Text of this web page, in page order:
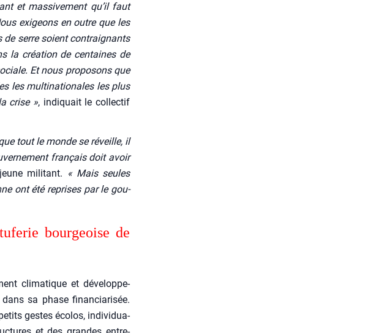
et mas­si­ve­ment qu’il faut
exi­geons en outre que les
serre soient contrai­gnants
la créa­tion de cen­taines de
Et nous pro­po­sons que
les mul­ti­na­tio­nales les plus
crise », indi­quait le col­lec­tif
tout le monde se réveille, il
fran­çais doit avoir
mili­tant. « Mais seules
ont été reprises par le gou­
bour­geoise de
cli­ma­tique et déve­lop­pe­
sa phase finan­cia­ri­sée.
gestes éco­los, indi­vi­dua­